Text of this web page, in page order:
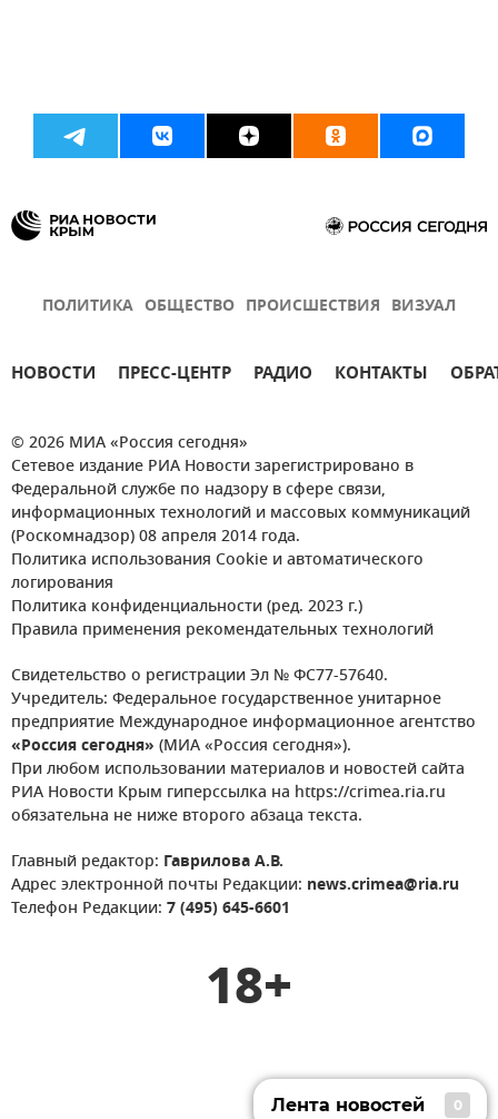
ПОЛИТИКА ОБЩЕСТВО ПРОИСШЕСТВИЯ ВИЗУАЛ
НОВОСТИ ПРЕСС-ЦЕНТР РАДИО КОНТАКТЫ
© 2026 МИА «Россия сегодня»
Сетевое издание РИА Новости зарегистрировано в
Федеральной службе по надзору в сфере связи,
информационных технологий и массовых коммуникаций
(Роскомнадзор) 08 апреля 2014 года.
Политика использования Cookie и автоматического
логирования
Политика конфиденциальности (ред. 2023 г.)
Правила применения рекомендательных технологий
Свидетельство о регистрации Эл № ФС77-57640.
Учредитель: Федеральное государственное унитарное
предприятие Международное информационное агентство
«Россия сегодня» (МИА «Россия сегодня»).
При любом использовании материалов и новостей сайта
РИА Новости Крым гиперссылка на https://crimea.ria.ru
обязательна не ниже второго абзаца текста.
Главный редактор: Гаврилова А.В.
Адрес электронной почты Редакции: news.crimea@ria.ru
Телефон Редакции: 7 (495) 645-6601
18+
Лента новостей 0